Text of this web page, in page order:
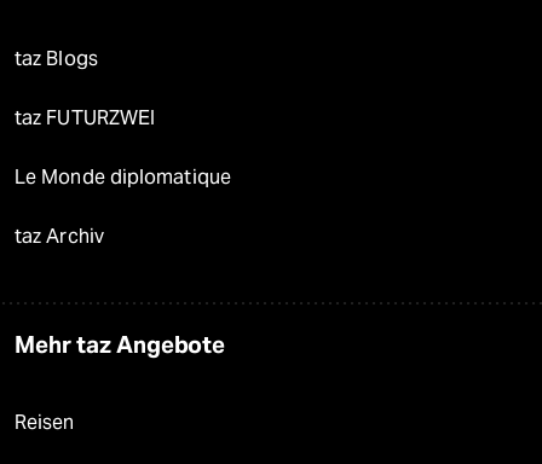
taz Blogs
taz FUTURZWEI
Le Monde diplomatique
taz Archiv
Mehr taz Angebote
Reisen